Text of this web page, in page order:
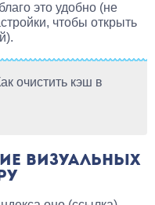
это удобно (не
чтобы открыть
очистить кэш в
ВИЗУАЛЬНЫХ